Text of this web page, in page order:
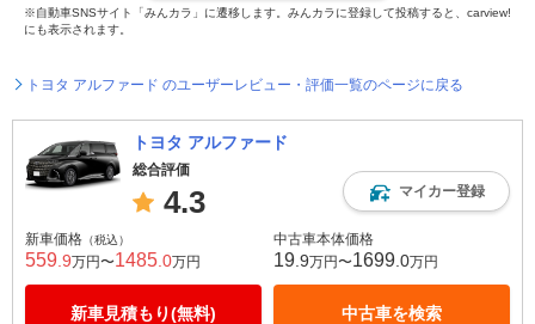
※自動車SNSサイト「みんカラ」に遷移します。みんカラに登録して投稿すると、carview!
にも表示されます。
トヨタ アルファード のユーザーレビュー・評価一覧のページに戻る
トヨタ アルファード
総合評価
4.3 マイカー登録
新車価格 （税込）
559 .9万円〜1485 .0万円
新車見積もり(無料)
中古車本体価格
19 .9万円〜1699 .0万円
中古車を検索